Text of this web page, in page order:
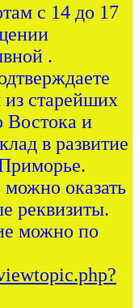
с 14 до 17
.
из старейших
Востока и
в развитие
оказать
реквизиты.
можно по